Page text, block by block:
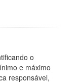
o
e máximo
responsável,